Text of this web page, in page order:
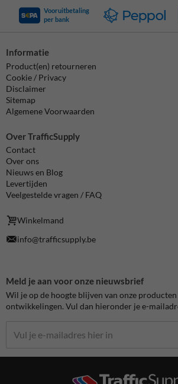
Vooruitbetaling
per bank
Informatie
Product(en) retourneren
Cookie / Privacy
Disclaimer
Sitemap
Algemene Voorwaarden
Over TrafficSupply
Contact
Over ons
Nieuws en Blog
Levertijden
Veelgestelde vragen / FAQ
Winkelmand
info@trafficsupply.be
Meld je aan voor onze nieuwsbrief
Wil je op de hoogte blijven van onze producten
ontwikkelingen. Vul dan hieronder je e-